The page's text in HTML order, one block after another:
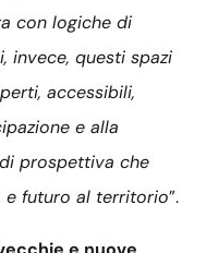
con logiche di
invece, questi spazi
accessibili,
e alla
prospettiva che
e futuro al territorio”.